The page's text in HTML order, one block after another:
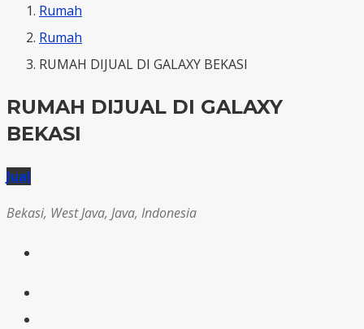
Rumah
Rumah
RUMAH DIJUAL DI GALAXY BEKASI
RUMAH DIJUAL DI GALAXY
BEKASI
Jual
Bekasi, West Java, Java, Indonesia